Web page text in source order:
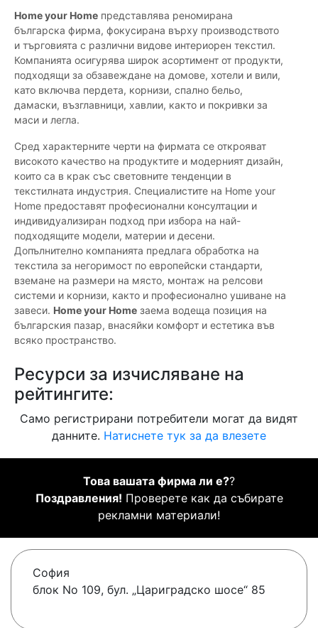
Home your Home представлява реномирана
българска фирма, фокусирана върху производството
и търговията с различни видове интериорен текстил.
Компанията осигурява широк асортимент от продукти,
подходящи за обзавеждане на домове, хотели и вили,
като включва пердета, корнизи, спално бельо,
дамаски, възглавници, хавлии, както и покривки за
маси и легла.
Сред характерните черти на фирмата се открояват
високото качество на продуктите и модерният дизайн,
които са в крак със световните тенденции в
текстилната индустрия. Специалистите на Home your
Home предоставят професионални консултации и
индивидуализиран подход при избора на най-
подходящите модели, материи и десени.
Допълнително компанията предлага обработка на
текстила за негоримост по европейски стандарти,
вземане на размери на място, монтаж на релсови
системи и корнизи, както и професионално ушиване на
завеси. Home your Home заема водеща позиция на
българския пазар, внасяйки комфорт и естетика във
всяко пространство.
Ресурси за изчисляване на
рейтингите:
Само регистрирани потребители могат да видят
данните. Натиснете тук за да влезете
Това вашата фирма ли е??
Поздравления! Проверете как да събирате
рекламни материали!
София
блок No 109, бул. „Цариградско шосе“ 85